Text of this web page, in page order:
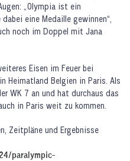
„Olympia ist ein
eine Medaille gewinnen“,
noch im Doppel mit Jana
Eisen im Feuer bei
Heimatland Belgien in Paris. Als
WK 7 an und hat durchaus das
in Paris weit zu kommen.
Zeitpläne und Ergebnisse
paralympic-